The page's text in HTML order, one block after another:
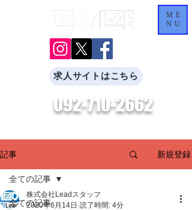
092-710-2662
ME
NU
求人サイトはこちら
記事 新規登録
全ての記事
全ての記事
株式会社Leadスタッフ
2020年6月14日 読了時間: 4分